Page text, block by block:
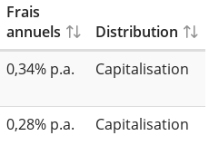
Frais
annuels
Distribution
0,34% p.a. Capitalisation
0,28% p.a. Capitalisation